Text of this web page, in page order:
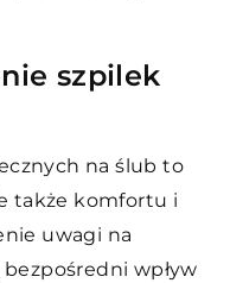
szpilek
na ślub to
także komfortu i
uwagi na
wpływ